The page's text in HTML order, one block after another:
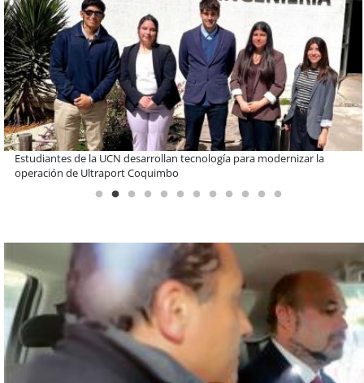
Educación y colaboración público-privada se toman La Araucanía:
encuentro reunió a líderes para abordar las brechas y oportunidades